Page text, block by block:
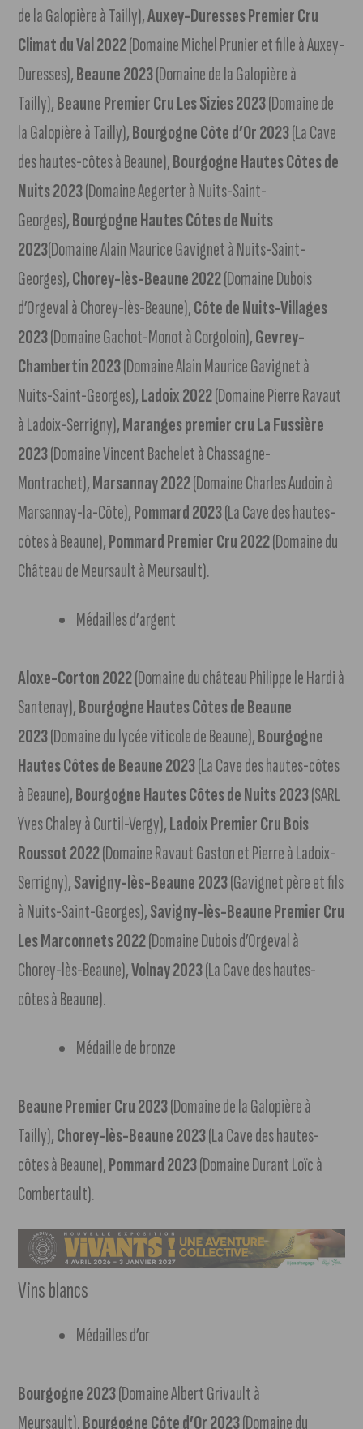
de la Galopière à Tailly),Auxey-Duresses Premier Cru
Climat du Val 2022(Domaine Michel Prunier et fille à Auxey-
Duresses),Beaune 2023(Domaine de la Galopière à
Tailly),Beaune Premier Cru Les Sizies 2023(Domaine de
la Galopière à Tailly),Bourgogne Côte d’Or 2023(La Cave
des hautes-côtes à Beaune),Bourgogne Hautes Côtes de
Nuits 2023(Domaine Aegerter à Nuits-Saint-
Georges),Bourgogne Hautes Côtes de Nuits
2023(Domaine Alain Maurice Gavignet à Nuits-Saint-
Georges),Chorey-lès-Beaune 2022(Domaine Dubois
d’Orgeval à Chorey-lès-Beaune),Côte de Nuits-Villages
2023(Domaine Gachot-Monot à Corgoloin),Gevrey-
Chambertin 2023(Domaine Alain Maurice Gavignet à
Nuits-Saint-Georges),Ladoix 2022(Domaine Pierre Ravaut
à Ladoix-Serrigny),Maranges premier cru La Fussière
2023(Domaine Vincent Bachelet à Chassagne-
Montrachet),Marsannay 2022(Domaine Charles Audoin à
Marsannay-la-Côte),Pommard 2023(La Cave des hautes-
côtes à Beaune),Pommard Premier Cru 2022(Domaine du
Château de Meursault à Meursault).
Médailles d’argent
Aloxe-Corton 2022(Domaine du château Philippe le Hardi à
Santenay),Bourgogne Hautes Côtes de Beaune
2023(Domaine du lycée viticole de Beaune),Bourgogne
Hautes Côtes de Beaune 2023(La Cave des hautes-côtes
à Beaune),Bourgogne Hautes Côtes de Nuits 2023(SARL
Yves Chaley à Curtil-Vergy),Ladoix Premier Cru Bois
Roussot 2022(Domaine Ravaut Gaston et Pierre à Ladoix-
Serrigny),Savigny-lès-Beaune 2023(Gavignet père et fils
à Nuits-Saint-Georges),Savigny-lès-Beaune Premier Cru
Les Marconnets 2022(Domaine Dubois d’Orgeval à
Chorey-lès-Beaune),Volnay 2023(La Cave des hautes-
côtes à Beaune).
Médaille de bronze
Beaune Premier Cru 2023(Domaine de la Galopière à
Tailly),Chorey-lès-Beaune 2023(La Cave des hautes-
côtes à Beaune),Pommard 2023(Domaine Durant Loïc à
Combertault).
Vins blancs
Médailles d’or
Bourgogne 2023(Domaine Albert Grivault à
Meursault),Bourgogne Côte d’Or 2023(Domaine du